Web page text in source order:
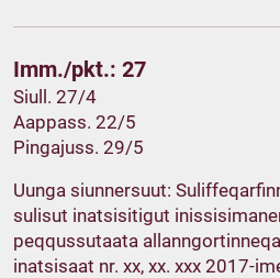
Imm./pkt.: 27
Siull. 27/4
Aappass. 22/5
Pingajuss. 29/5
Uunga siunnersuut:
sulisut inatsisitigut
peqqussutaata
inatsisaat nr. xx, xx. xxx 2017-